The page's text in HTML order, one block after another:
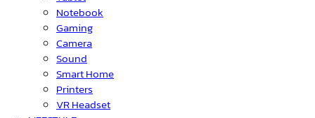
Notebook
Gaming
Camera
Sound
Smart Home
Printers
VR Headset